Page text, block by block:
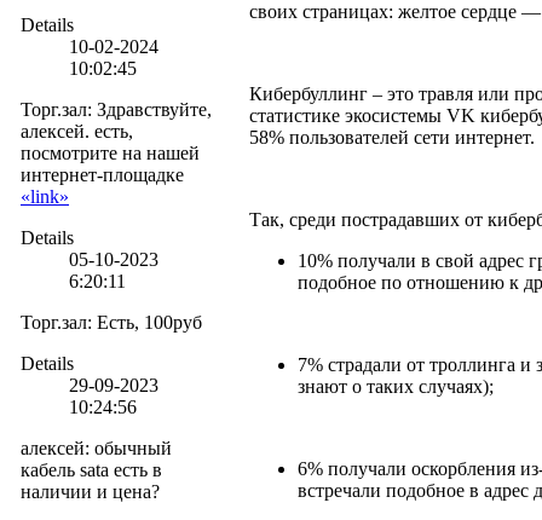
Details
10-02-2024
10:02:45
Торг.зал: Здравствуйте,
алексей. есть,
посмотрите на нашей
интернет-площадке
«link»
Details
05-10-2023
6:20:11
Торг.зал: Есть, 100руб
Details
29-09-2023
10:24:56
алексей: обычный
кабель sata есть в
наличии и цена?
своих страницах: желтое сердце
Кибербуллинг – это травля или
статистике экосистемы VK
58% пользователей сети интернет.
Так, среди пострадавших от
10% получали в свой адрес
подобное по отношению к
7% страдали от троллинга
знают о таких случаях);
6% получали оскорбления
встречали подобное в адрес